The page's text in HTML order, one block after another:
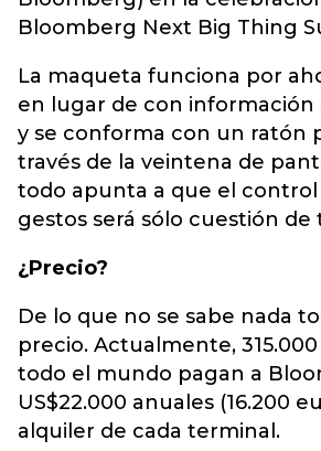
Bloomberg Next Big Thing
La maqueta funciona por
en lugar de con información
y se conforma con un ratón
través de la veintena de
todo apunta a que el control
gestos será sólo cuestión de
¿Precio?
De lo que no se sabe nada
precio. Actualmente,
todo el mundo pagan a
US$22.000 anuales (16.200
alquiler de cada terminal.